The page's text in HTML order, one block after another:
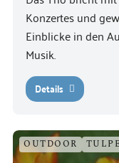
Konzertes und
Einblicke in den
Musik.
Details
OUTDOOR